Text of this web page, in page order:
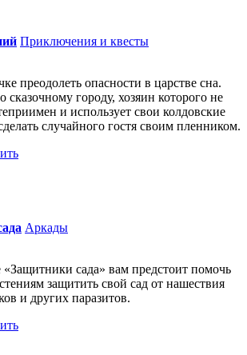
Приключения и квесты
преодолеть опасности в царстве сна.
сказочному городу, хозяин которого не
и использует свои колдовские
случайного гостя своим пленником.
Аркады
сада» вам предстоит помочь
защитить свой сад от нашествия
и других паразитов.